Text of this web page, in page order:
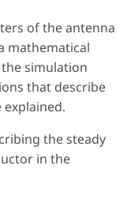
of the antenna
mathematical
simulation
that describe
the steady
in the